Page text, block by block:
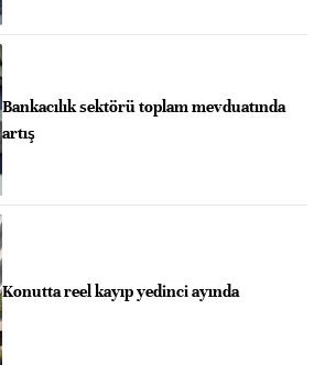
Bankacılık sektörü toplam mevduatında
artış
Konutta reel kayıp yedinci ayında